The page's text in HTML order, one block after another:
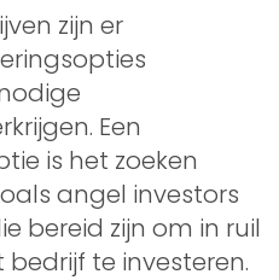
zijn er
Een
is het zoeken
angel investors
bereid zijn om in ruil
te investeren.